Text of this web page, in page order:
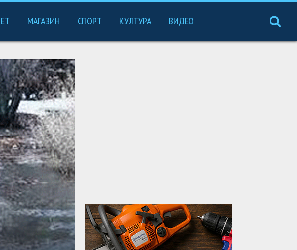
МАГАЗИН СПОРТ КУЛТУРА ВИДЕО